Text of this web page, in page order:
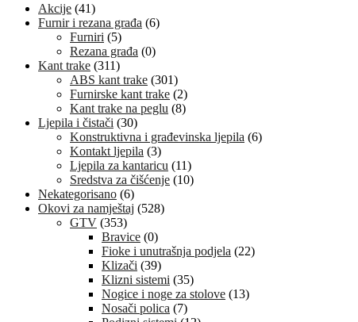
Akcije (41)
Furnir i rezana građa (6)
Furniri (5)
Rezana građa (0)
Kant trake (311)
ABS kant trake (301)
Furnirske kant trake (2)
Kant trake na peglu (8)
Ljepila i čistači (30)
Konstruktivna i građevinska ljepila (6)
Kontakt ljepila (3)
Ljepila za kantaricu (11)
Sredstva za čišćenje (10)
Nekategorisano (6)
Okovi za namještaj (528)
GTV (353)
Bravice (0)
Fioke i unutrašnja podjela (22)
Klizači (39)
Klizni sistemi (35)
Nogice i noge za stolove (13)
Nosači polica (7)